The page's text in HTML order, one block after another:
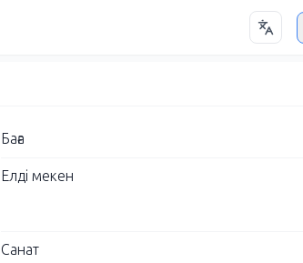
Баға
Елді мекен
Санат